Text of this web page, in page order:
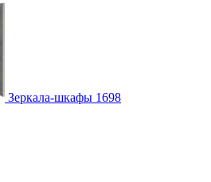
Зеркала-шкафы 1698